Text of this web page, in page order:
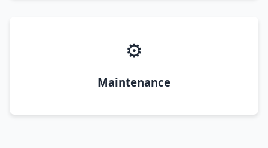
⚙️
Maintenance